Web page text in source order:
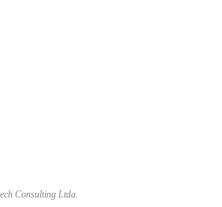
Consulting Ltda.